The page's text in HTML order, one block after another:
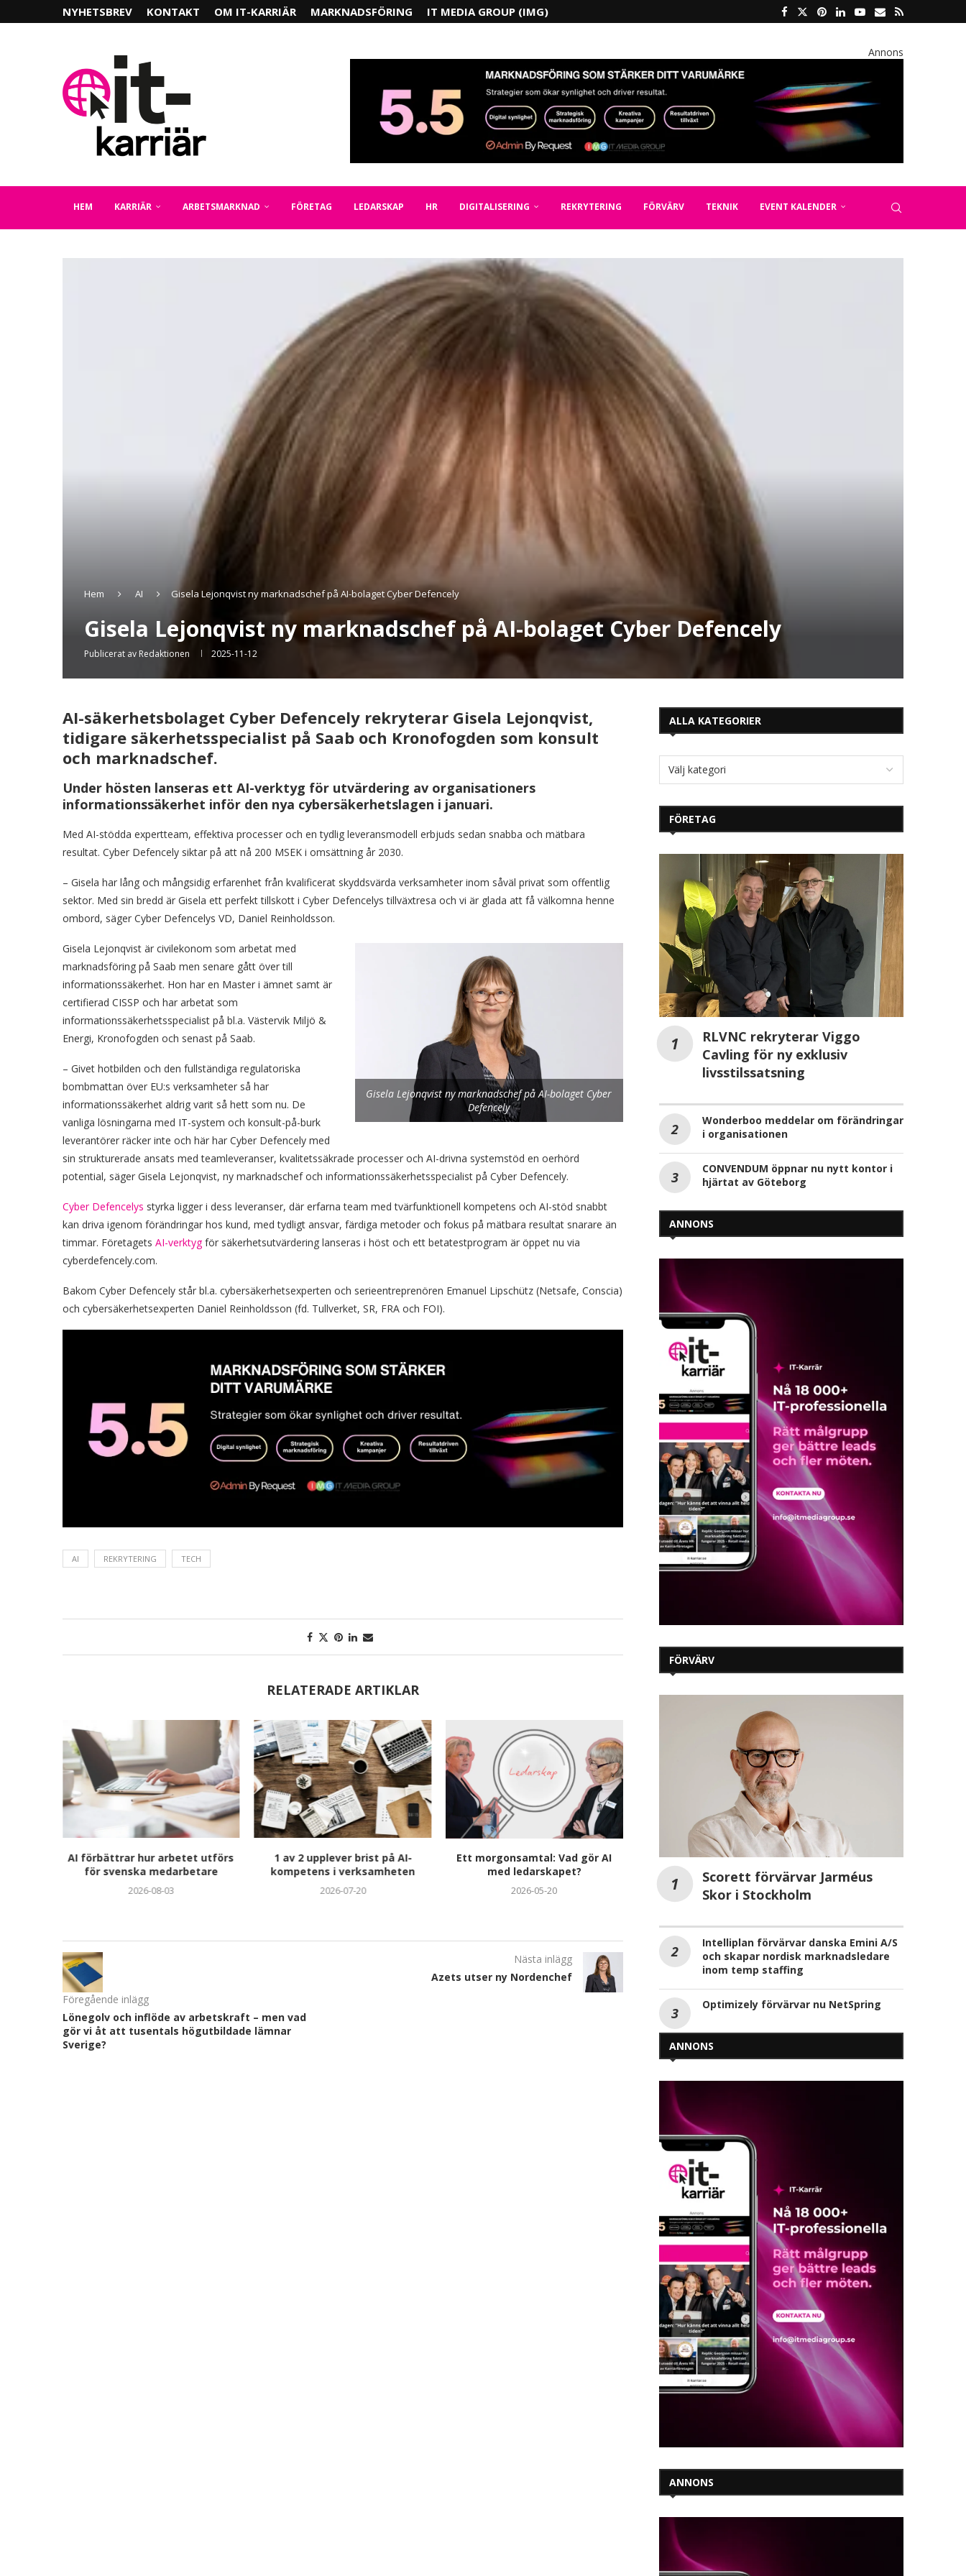
NYHETSBREV KONTAKT OM IT-KARRIÄR MARKNADSFÖRING IT MEDIA GROUP (IMG)
Annons
HEM KARRIÄR ARBETSMARKNAD FÖRETAG LEDARSKAP HR DIGITALISERING REKRYTERING FÖRVÄRV TEKNIK EVENT KALENDER
Hem AI Gisela Lejonqvist ny marknadschef på AI-bolaget Cyber Defencely
Gisela Lejonqvist ny marknadschef på AI-bolaget Cyber Defencely
Publicerat av Redaktionen 2025-11-12
AI-säkerhetsbolaget Cyber Defencely rekryterar Gisela Lejonqvist,
tidigare säkerhetsspecialist på Saab och Kronofogden som konsult
och marknadschef.
Under hösten lanseras ett AI-verktyg för utvärdering av organisationers
informationssäkerhet inför den nya cybersäkerhetslagen i januari.
Med AI-stödda expertteam, effektiva processer och en tydlig leveransmodell erbjuds sedan snabba och mätbara
resultat. Cyber Defencely siktar på att nå 200 MSEK i omsättning år 2030.
– Gisela har lång och mångsidig erfarenhet från kvalificerat skyddsvärda verksamheter inom såväl privat som offentlig
sektor. Med sin bredd är Gisela ett perfekt tillskott i Cyber Defencelys tillväxtresa och vi är glada att få välkomna henne
ombord, säger Cyber Defencelys VD, Daniel Reinholdsson.
Gisela Lejonqvist ny marknadschef på AI-bolaget Cyber
Defencely
Gisela Lejonqvist är civilekonom som arbetat med
marknadsföring på Saab men senare gått över till
informationssäkerhet. Hon har en Master i ämnet samt är
certifierad CISSP och har arbetat som
informationssäkerhetsspecialist på bl.a. Västervik Miljö &
Energi, Kronofogden och senast på Saab.
– Givet hotbilden och den fullständiga regulatoriska
bombmattan över EU:s verksamheter så har
informationssäkerhet aldrig varit så hett som nu. De
vanliga lösningarna med IT-system och konsult-på-burk
leverantörer räcker inte och här har Cyber Defencely med
sin strukturerade ansats med teamleveranser, kvalitetssäkrade processer och AI-drivna systemstöd en oerhörd
potential, säger Gisela Lejonqvist, ny marknadschef och informationssäkerhetsspecialist på Cyber Defencely.
Cyber Defencelys styrka ligger i dess leveranser, där erfarna team med tvärfunktionell kompetens och AI-stöd snabbt
kan driva igenom förändringar hos kund, med tydligt ansvar, färdiga metoder och fokus på mätbara resultat snarare än
timmar. Företagets AI-verktygför säkerhetsutvärdering lanseras i höst och ett betatestprogram är öppet nu via
cyberdefencely.com.
Bakom Cyber Defencely står bl.a. cybersäkerhetsexperten och serieentreprenören Emanuel Lipschütz (Netsafe, Conscia)
och cybersäkerhetsexperten Daniel Reinholdsson (fd. Tullverket, SR, FRA och FOI).
AI REKRYTERING TECH
RELATERADE ARTIKLAR
AI förbättrar hur arbetet utförs
för svenska medarbetare
2026-08-03
1 av 2 upplever brist på AI-
kompetens i verksamheten
2026-07-20
Ett morgonsamtal: Vad gör AI
med ledarskapet?
2026-05-20
Cognizant lanserar ny AI-
plattform för
kompetensutveckling
2026-04-24
AI får fler och mer
arbetsuppgifter i
Föregående inlägg
Lönegolv och inflöde av arbetskraft – men vad
gör vi åt att tusentals högutbildade lämnar
Sverige?
Nästa inlägg
Azets utser ny Nordenchef
ALLA KATEGORIER
FÖRETAG
RLVNC rekryterar Viggo
Cavling för ny exklusiv
livsstilssatsning
Wonderboo meddelar om förändringar
i organisationen
CONVENDUM öppnar nu nytt kontor i
hjärtat av Göteborg
ANNONS
FÖRVÄRV
Scorett förvärvar Jarméus
Skor i Stockholm
Intelliplan förvärvar danska Emini A/S
och skapar nordisk marknadsledare
inom temp staffing
Optimizely förvärvar nu NetSpring
ANNONS
ANNONS